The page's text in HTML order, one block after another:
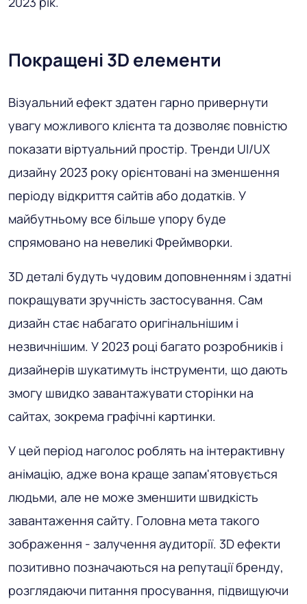
Покращені 3D елементи
Візуальний ефект здатен гарно привернути
увагу можливого клієнта та дозволяє повністю
показати віртуальний простір. Тренди UI/UX
дизайну 2023 року орієнтовані на зменшення
періоду відкриття сайтів або додатків. У
майбутньому все більше упору буде
спрямовано на невеликі Фреймворки.
3D деталі будуть чудовим доповненням і здатні
покращувати зручність застосування. Сам
дизайн стає набагато оригінальнішим і
незвичнішим. У 2023 році багато розробників і
дизайнерів шукатимуть інструменти, що дають
змогу швидко завантажувати сторінки на
сайтах, зокрема графічні картинки.
У цей період наголос роблять на інтерактивну
анімацію, адже вона краще запам'ятовується
людьми, але не може зменшити швидкість
завантаження сайту. Головна мета такого
зображення - залучення аудиторії. 3D ефекти
позитивно позначаються на репутації бренду,
розглядаючи питання просування, підвищуючи